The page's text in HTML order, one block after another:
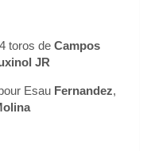
toros de Campos
JR
Esau Fernandez,